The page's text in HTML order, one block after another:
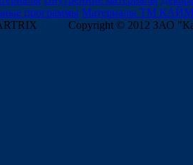
программы Материалы ТМ
Copyright © 2012 ЗАО